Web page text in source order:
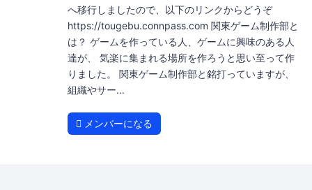
へ移行しましたので、以下のリンクからどうぞ
https://tougebu.connpass.com 関東ゲーム制作部と
は？ ゲームを作っている人、ゲームに興味のある人
達が、 気楽に集まれる場所を作ろうと思い至って作
りました。 関東ゲーム制作部と銘打っていますが、
組織やサー...
メンバーになる